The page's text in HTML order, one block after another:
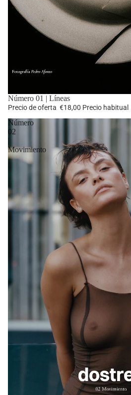
Oferta
Número 01 | Líneas
Precio de oferta €18,00 Precio habitual
Número
02
|
Movimiento